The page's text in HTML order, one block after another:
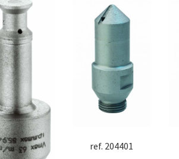
ref. 204401